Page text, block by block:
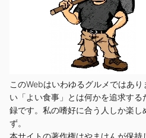
このWebはいわゆるグルメではあ
い「よい食事」とは何かを追求す
録です。私の嗜好に合う人しか楽し
ず。